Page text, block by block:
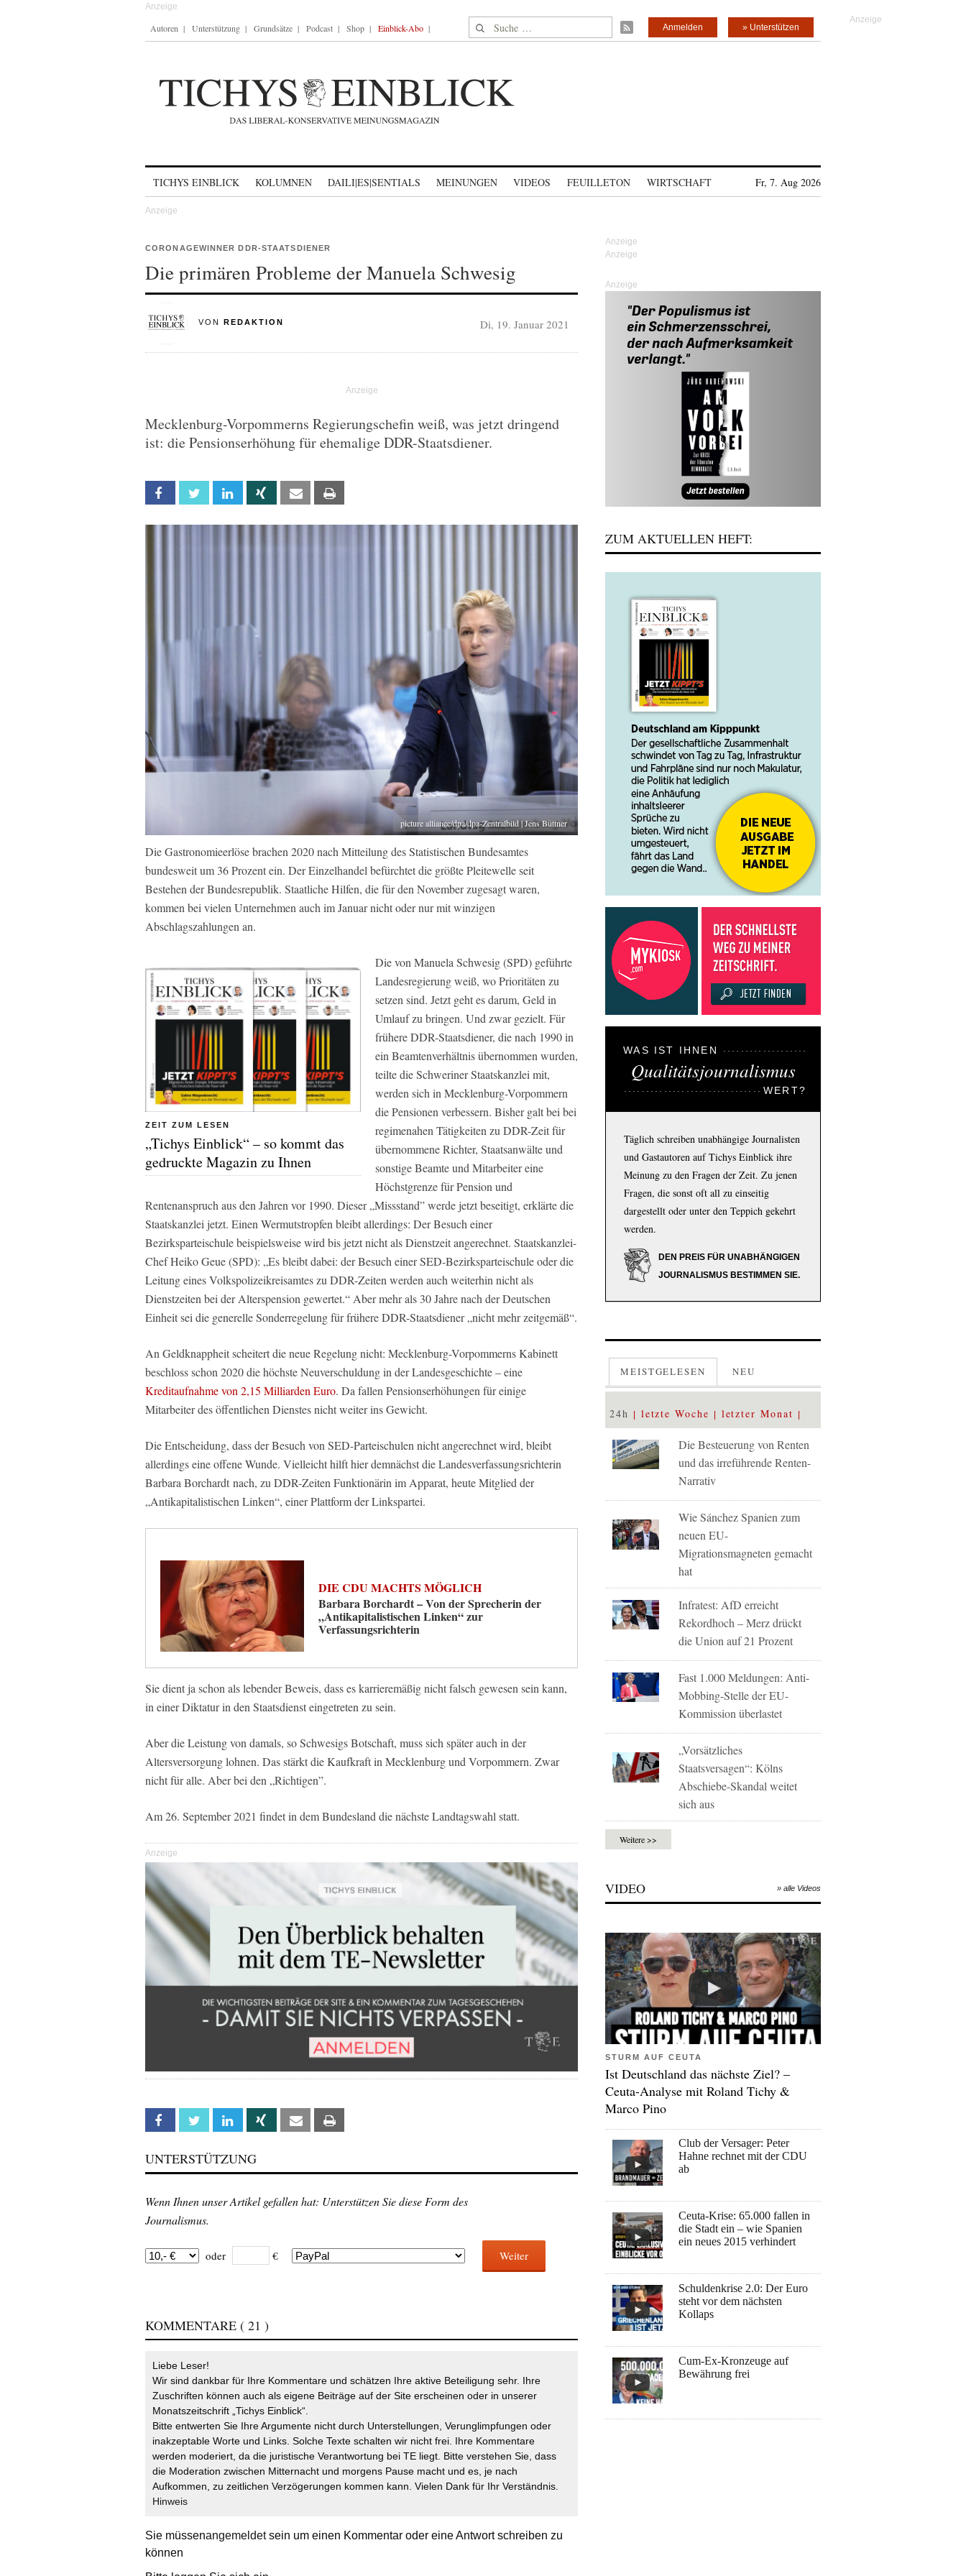
Autoren Unterstützung Grundsätze Podcast Shop Einblick-Abo Suche nach: » Unterstützen
Anmelden
TICHYS EINBLICK KOLUMNEN DAILI|ES|SENTIALS MEINUNGEN VIDEOS FEUILLETON WIRTSCHAFT Fr, 7. Aug 2026
CORONAGEWINNER DDR-STAATSDIENER
Die primären Probleme der Manuela Schwesig
VON REDAKTION Di, 19. Januar 2021
Mecklenburg-Vorpommerns Regierungschefin weiß, was jetzt dringend
ist: die Pensionserhöhung für ehemalige DDR-Staatsdiener.
Facebook Twitter Linkedin Xing Email
picture alliance/dpa/dpa-Zentralbild | Jens Büttner
Die Gastronomieerlöse brachen 2020 nach Mitteilung des Statistischen Bundesamtes
bundesweit um 36 Prozent ein. Der Einzelhandel befürchtet die größte Pleitewelle seit
Bestehen der Bundesrepublik. Staatliche Hilfen, die für den November zugesagt waren,
kommen bei vielen Unternehmen auch im Januar nicht oder nur mit winzigen
Abschlagszahlungen an.
ZEIT ZUM LESEN
„Tichys Einblick“ – so kommt das
gedruckte Magazin zu Ihnen
Die von Manuela Schwesig (SPD) geführte
Landesregierung weiß, wo Prioritäten zu
setzen sind. Jetzt geht es darum, Geld in
Umlauf zu bringen. Und zwar gezielt. Für
frühere DDR-Staatsdiener, die nach 1990 in
ein Beamtenverhältnis übernommen wurden,
teilte die Schweriner Staatskanzlei mit,
werden sich in Mecklenburg-Vorpommern
die Pensionen verbessern. Bisher galt bei bei
regimenahen Tätigkeiten zu DDR-Zeit für
übernommene Richter, Staatsanwälte und
sonstige Beamte und Mitarbeiter eine
Höchstgrenze für Pension und
Rentenanspruch aus den Jahren vor 1990. Dieser „Missstand” werde jetzt beseitigt, erklärte die
Staatskanzlei jetzt. Einen Wermutstropfen bleibt allerdings: Der Besuch einer
Bezirksparteischule beispielsweise wird bis jetzt nicht als Dienstzeit angerechnet. Staatskanzlei-
Chef Heiko Geue (SPD): „Es bleibt dabei: der Besuch einer SED-Bezirksparteischule oder die
Leitung eines Volkspolizeikreisamtes zu DDR-Zeiten werden auch weiterhin nicht als
Dienstzeiten bei der Alterspension gewertet.“ Aber mehr als 30 Jahre nach der Deutschen
Einheit sei die generelle Sonderregelung für frühere DDR-Staatsdiener „nicht mehr zeitgemäß“.
An Geldknappheit scheitert die neue Regelung nicht: Mecklenburg-Vorpommerns Kabinett
beschloss schon 2020 die höchste Neuverschuldung in der Landesgeschichte – eine
Kreditaufnahme von 2,15 Milliarden Euro. Da fallen Pensionserhöhungen für einige
Mitarbeiter des öffentlichen Dienstes nicht weiter ins Gewicht.
Die Entscheidung, dass der Besuch von SED-Parteischulen nicht angerechnet wird, bleibt
allerdings eine offene Wunde. Vielleicht hilft hier demnächst die Landesverfassungsrichterin
Barbara Borchardt nach, zu DDR-Zeiten Funktionärin im Apparat, heute Mitglied der
„Antikapitalistischen Linken“, einer Plattform der Linkspartei.
DIE CDU MACHTS MÖGLICH
Barbara Borchardt – Von der Sprecherin der
„Antikapitalistischen Linken“ zur
Verfassungsrichterin
Sie dient ja schon als lebender Beweis, dass es karrieremäßig nicht falsch gewesen sein kann,
in einer Diktatur in den Staatsdienst eingetreten zu sein.
Aber die Leistung von damals, so Schwesigs Botschaft, muss sich später auch in der
Altersversorgung lohnen. Das stärkt die Kaufkraft in Mecklenburg und Vorpommern. Zwar
nicht für alle. Aber bei den „Richtigen”.
Am 26. September 2021 findet in dem Bundesland die nächste Landtagswahl statt.
Anzeige
Facebook Twitter Linkedin Xing Email
UNTERSTÜTZUNG
Wenn Ihnen unser Artikel gefallen hat: Unterstützen Sie diese Form des
Journalismus.
oder € Weiter
KOMMENTARE ( 21 )
Liebe Leser!
Wir sind dankbar für Ihre Kommentare und schätzen Ihre aktive Beteiligung sehr. Ihre
Zuschriften können auch als eigene Beiträge auf der Site erscheinen oder in unserer
Monatszeitschrift „Tichys Einblick“.
Bitte entwerten Sie Ihre Argumente nicht durch Unterstellungen, Verunglimpfungen oder
inakzeptable Worte und Links. Solche Texte schalten wir nicht frei. Ihre Kommentare
werden moderiert, da die juristische Verantwortung bei TE liegt. Bitte verstehen Sie, dass
die Moderation zwischen Mitternacht und morgens Pause macht und es, je nach
Aufkommen, zu zeitlichen Verzögerungen kommen kann. Vielen Dank für Ihr Verständnis.
Hinweis
Sie müssenangemeldetsein um einen Kommentar oder eine Antwort schreiben zu
können
Anzeige
ZUM AKTUELLEN HEFT:
WAS IST IHNEN
Qualitätsjournalismus
WERT?
Täglich schreiben unabhängige Journalisten
und Gastautoren auf Tichys Einblick ihre
Meinung zu den Fragen der Zeit. Zu jenen
Fragen, die sonst oft all zu einseitig
dargestellt oder unter den Teppich gekehrt
werden.
DEN PREIS FÜR UNABHÄNGIGEN
JOURNALISMUS BESTIMMEN SIE.
MEISTGELESEN NEU
24h letzte Woche letzter Monat
Die Besteuerung von Renten
und das irreführende Renten-
Narrativ
Wie Sánchez Spanien zum
neuen EU-
Migrationsmagneten gemacht
hat
Infratest: AfD erreicht
Rekordhoch – Merz drückt
die Union auf 21 Prozent
Fast 1.000 Meldungen: Anti-
Mobbing-Stelle der EU-
Kommission überlastet
„Vorsätzliches
Staatsversagen“: Kölns
Abschiebe-Skandal weitet
sich aus
Weitere >>
VIDEO » alle Videos
STURM AUF CEUTA
Ist Deutschland das nächste Ziel? –
Ceuta-Analyse mit Roland Tichy &
Marco Pino
Club der Versager: Peter
Hahne rechnet mit der CDU
ab
Ceuta-Krise: 65.000 fallen in
die Stadt ein – wie Spanien
ein neues 2015 verhindert
Schuldenkrise 2.0: Der Euro
steht vor dem nächsten
Kollaps
Cum-Ex-Kronzeuge auf
Bewährung frei